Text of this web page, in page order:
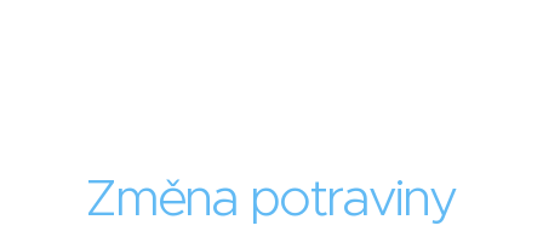
Změna potraviny